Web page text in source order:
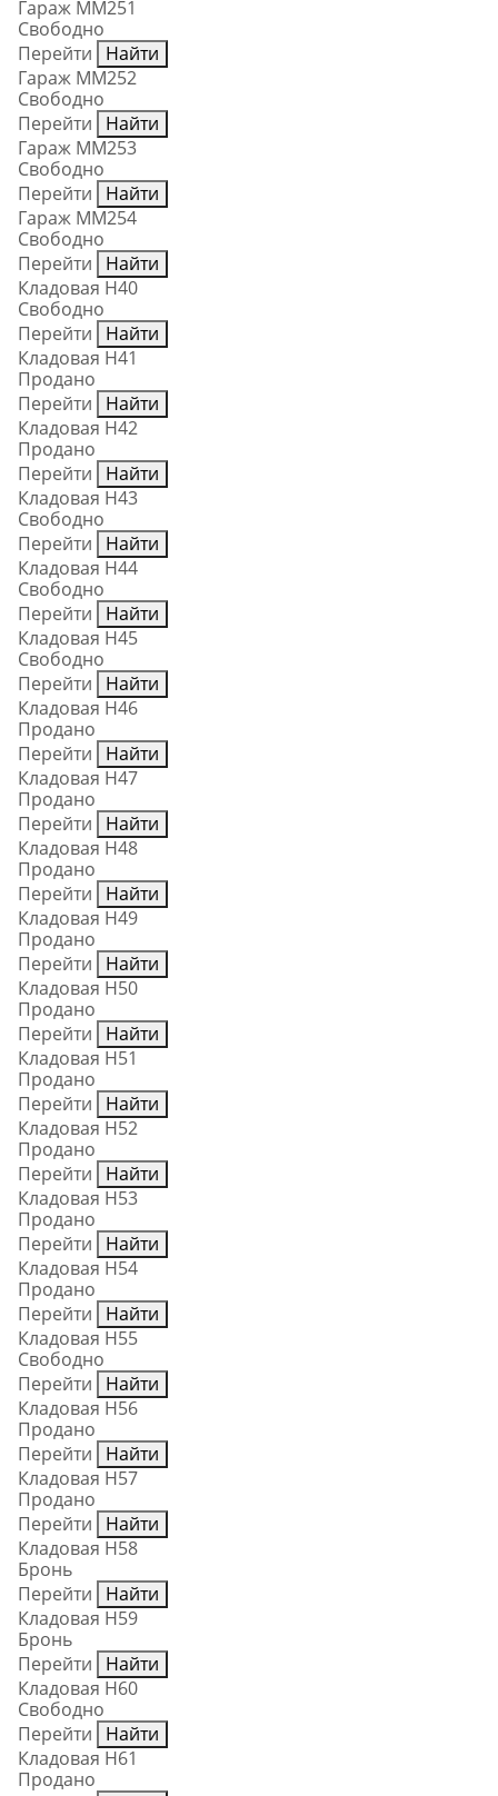
Гараж ММ251
Свободно
Перейти
Найти
Гараж ММ252
Свободно
Перейти
Найти
Гараж ММ253
Свободно
Перейти
Найти
Гараж ММ254
Свободно
Перейти
Найти
Кладовая Н40
Свободно
Перейти
Найти
Кладовая Н41
Продано
Перейти
Найти
Кладовая Н42
Продано
Перейти
Найти
Кладовая Н43
Свободно
Перейти
Найти
Кладовая Н44
Свободно
Перейти
Найти
Кладовая Н45
Свободно
Перейти
Найти
Кладовая Н46
Продано
Перейти
Найти
Кладовая Н47
Продано
Перейти
Найти
Кладовая Н48
Продано
Перейти
Найти
Кладовая Н49
Продано
Перейти
Найти
Кладовая Н50
Продано
Перейти
Найти
Кладовая Н51
Продано
Перейти
Найти
Кладовая Н52
Продано
Перейти
Найти
Кладовая Н53
Продано
Перейти
Найти
Кладовая Н54
Продано
Перейти
Найти
Кладовая Н55
Свободно
Перейти
Найти
Кладовая Н56
Продано
Перейти
Найти
Кладовая Н57
Продано
Перейти
Найти
Кладовая Н58
Бронь
Перейти
Найти
Кладовая Н59
Бронь
Перейти
Найти
Кладовая Н60
Свободно
Перейти
Найти
Кладовая Н61
Продано